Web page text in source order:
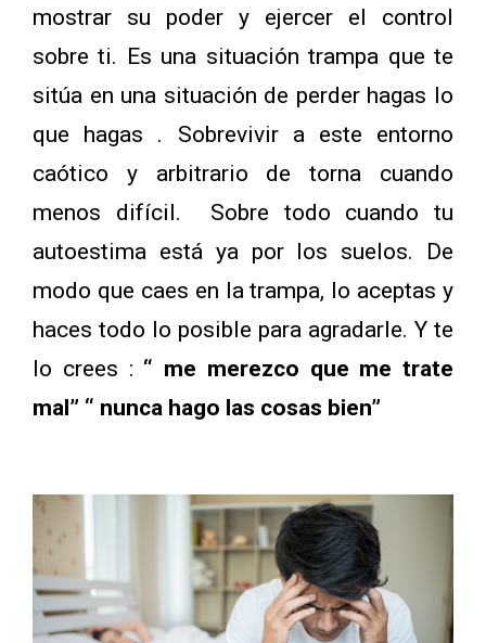
mostrar su poder y ejercer el control
sobre ti. Es una situación trampa que te
sitúa en una situación de perder hagas lo
que hagas . Sobrevivir a este entorno
caótico y arbitrario de torna cuando
menos difícil. Sobre todo cuando tu
autoestima está ya por los suelos. De
modo que caes en la trampa, lo aceptas y
haces todo lo posible para agradarle. Y te
lo crees : “ me merezco que me trate
mal” “ nunca hago las cosas bien”